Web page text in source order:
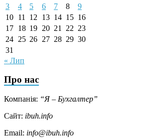
3
4 5 6 7 8
9
10 11 12 13 14 15 16
17 18 19 20 21 22 23
24 25 26 27 28 29 30
31
« Лип
Про нас
Компанія: “Я – Бухгалтер”
Сайт: ibuh.info
Email: info@ibuh.info